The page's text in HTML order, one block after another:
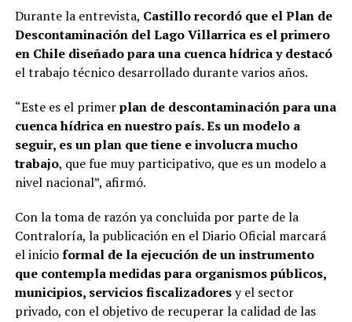
Durante la entrevista, Castillo recordó que el Plan de
Descontaminación del Lago Villarrica es el primero
en Chile diseñado para una cuenca hídrica y destacó
el trabajo técnico desarrollado durante varios años.
“Este es el primerplan de descontaminación para una
cuenca hídrica en nuestro país. Es un modelo a
seguir, es un plan que tiene e involucra mucho
trabajo, que fue muy participativo, que es un modelo a
nivel nacional”, afirmó.
Con la toma de razón ya concluida por parte de la
Contraloría, la publicación en el Diario Oficial marcará
el inicioformal de la ejecución de un instrumento
que contempla medidas para organismos públicos,
municipios, servicios fiscalizadoresy el sector
privado, con el objetivo de recuperar la calidad de las